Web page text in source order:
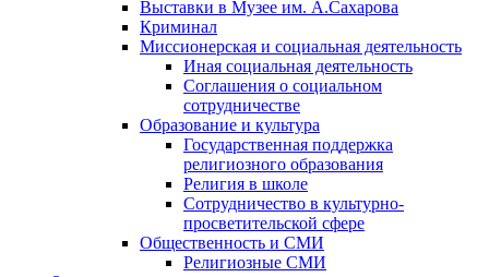
Выставки в Музее им. А.Сахарова
Криминал
Миссионерская и социальная деятельность
Иная социальная деятельность
Соглашения о социальном
сотрудничестве
Образование и культура
Государственная поддержка
религиозного образования
Религия в школе
Сотрудничество в культурно-
просветительской сфере
Общественность и СМИ
Религиозные СМИ